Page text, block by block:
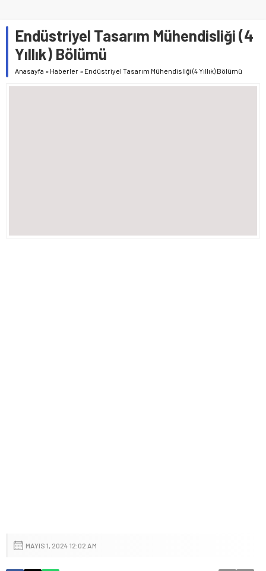
Endüstriyel Tasarım Mühendisliği (4
Yıllık) Bölümü
Anasayfa » Haberler » Endüstriyel Tasarım Mühendisliği (4 Yıllık) Bölümü
MAYIS 1, 2024 12:02 AM